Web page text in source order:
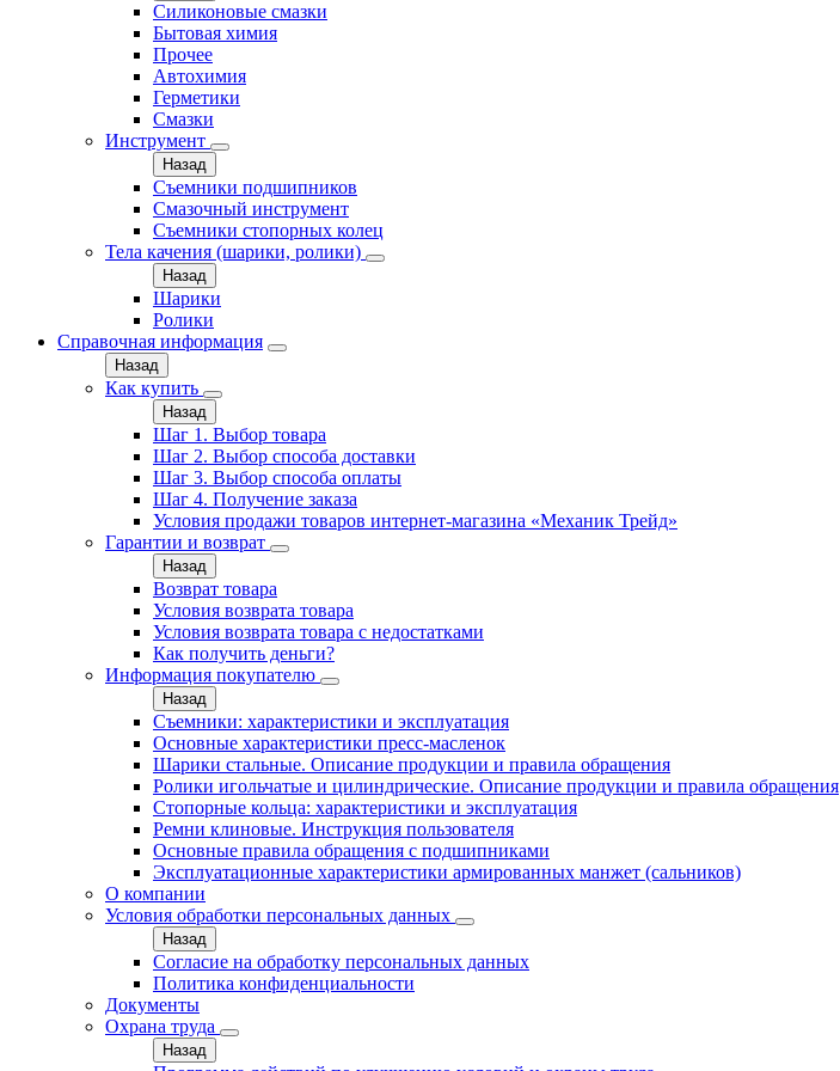
Силиконовые смазки
Бытовая химия
Прочее
Автохимия
Герметики
Смазки
Инструмент
Назад
Съемники подшипников
Смазочный инструмент
Съемники стопорных колец
Тела качения (шарики, ролики)
Назад
Шарики
Ролики
Справочная информация
Назад
Как купить
Назад
Шаг 1. Выбор товара
Шаг 2. Выбор способа доставки
Шаг 3. Выбор способа оплаты
Шаг 4. Получение заказа
Условия продажи товаров интернет-магазина «Механик Трейд»
Гарантии и возврат
Назад
Возврат товара
Условия возврата товара
Условия возврата товара с недостатками
Как получить деньги?
Информация покупателю
Назад
Съемники: характеристики и эксплуатация
Основные характеристики пресс‑масленок
Шарики стальные. Описание продукции и правила обращения
Ролики игольчатые и цилиндрические. Описание продукции и правила обращения
Стопорные кольца: характеристики и эксплуатация
Ремни клиновые. Инструкция пользователя
Основные правила обращения с подшипниками
Эксплуатационные характеристики армированных манжет (сальников)
О компании
Условия обработки персональных данных
Назад
Согласие на обработку персональных данных
Политика конфиденциальности
Документы
Охрана труда
Назад